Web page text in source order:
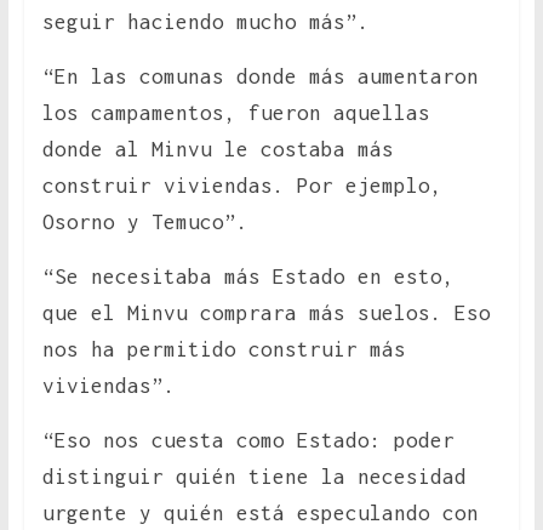
seguir haciendo mucho más”.
“En las comunas donde más aumentaron
los campamentos, fueron aquellas
donde al Minvu le costaba más
construir viviendas. Por ejemplo,
Osorno y Temuco”.
“Se necesitaba más Estado en esto,
que el Minvu comprara más suelos. Eso
nos ha permitido construir más
viviendas”.
“Eso nos cuesta como Estado: poder
distinguir quién tiene la necesidad
urgente y quién está especulando con